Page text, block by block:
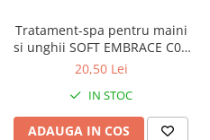
Seturi Make-up
Tratament-spa pentru maini
si unghii SOFT EMBRACE C01
Cozy Comfort, Catrice
20,50 Lei
IN STOC
ADAUGA IN COS